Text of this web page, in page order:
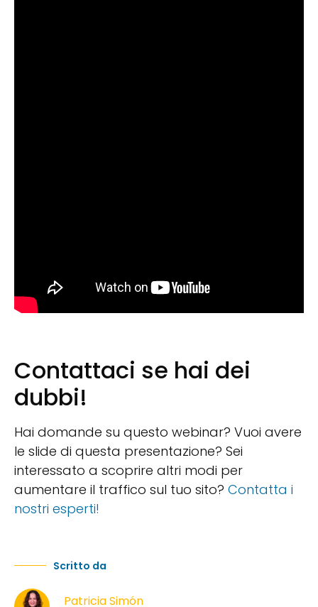
Contattaci se hai dei
dubbi!
Hai domande su questo webinar? Vuoi avere
le slide di questa presentazione? Sei
interessato a scoprire altri modi per
aumentare il traffico sul tuo sito? Contatta i
nostri esperti!
Scritto da
Patricia Simón